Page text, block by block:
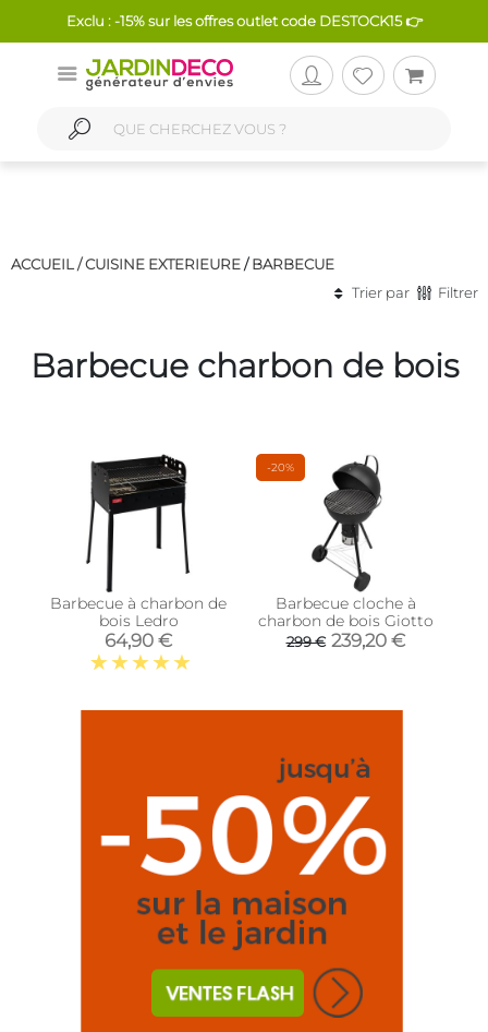
Exclu : -15% sur les offres outlet code DESTOCK15 👉
ACCUEIL /CUISINE EXTERIEURE/BARBECUE
Trier par
Filtrer
Barbecue charbon de bois
Barbecue à charbon de
bois Ledro
64,90 €
-20%
Barbecue cloche à
charbon de bois Giotto
299 € 239,20 €